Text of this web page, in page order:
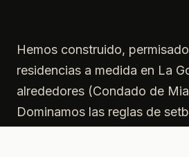
Hemos construido,
residencias a medida en La
alrededores (Condado de
Dominamos las reglas de